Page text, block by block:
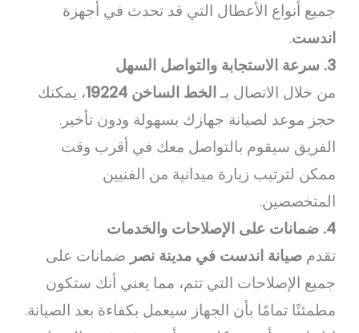
جميع أنواع الأعطال التي قد تحدث في أجهزة
اندست.
3. سرعة الاستجابة والتواصل السهل
من خلال الاتصال بـالخط الساخن 19224
، يمكنك
حجز موعد لصيانة جهازك بسهولة ودون تأخير.
الفريق سيقوم بالتواصل معك في أقرب وقت
ممكن لترتيب زيارة ميدانية من الفنيين
المتخصصين.
4. ضمانات على الإصلاحات والخدمات
تقدمصيانة اندست في مدينة نصر ضمانات على
جميع الإصلاحات التي تتم، مما يعني أنك ستكون
مطمئنًا تمامًا بأن الجهاز سيعمل بكفاءة بعد الصيانة.